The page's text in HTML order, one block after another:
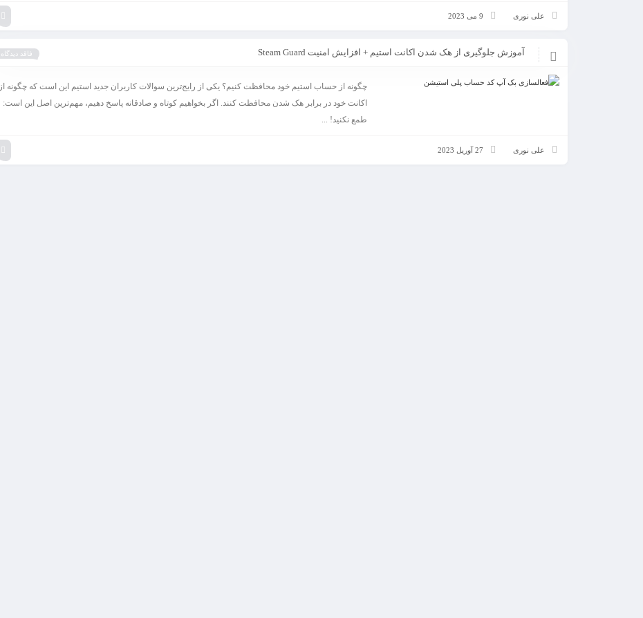
علی نوری 9 می 2023
فاقد دیدگاه آموزش جلوگیری از هک شدن اکانت استیم + افزایش امنیت Steam Guard
چگونه از حساب استیم خود محافظت کنیم؟ یکی از رایج‌ترین سوالات کاربران جدید استیم این است که چگونه از
اکانت خود در برابر هک شدن محافظت کنند. اگر بخواهیم کوتاه و صادقانه پاسخ دهیم، مهم‌ترین اصل این است:
طمع نکنید! ...
علی نوری 27 آوریل 2023